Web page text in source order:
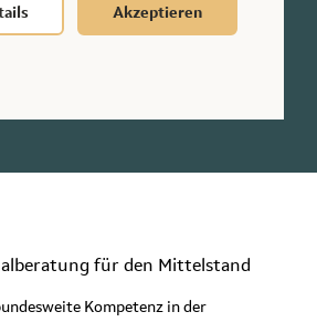
Akzeptieren
für den Mittelstand
Kompetenz in der